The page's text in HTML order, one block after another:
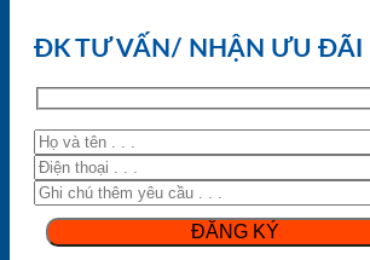
ĐK TƯ VẤN/ NHẬN ƯU ĐÃI